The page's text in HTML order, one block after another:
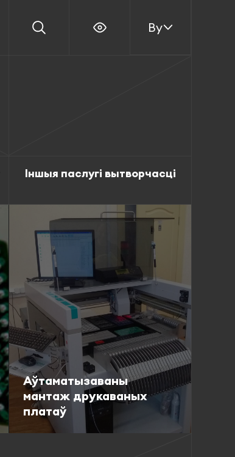
By
Іншыя паслугі вытворчасці
Аўтаматызаваны
мантаж друкаваных
платаў